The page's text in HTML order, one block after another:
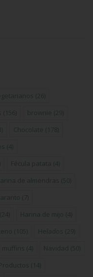
(26)
(156) brownie (29)
Chocolate (178)
(4)
Fécula patata (4)
de almendras (50)
(7)
(24) Harina de mijo (4)
(105) Helados (29)
muffins (4) Navidad (50)
(14)